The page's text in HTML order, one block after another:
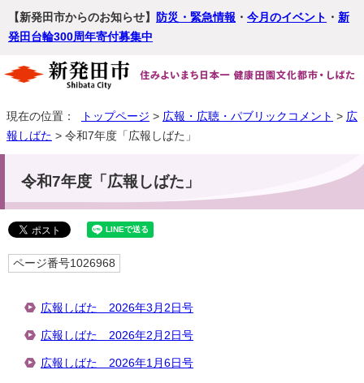
【新発田市からのお知らせ】 防災・緊急情報 ・ 今月のイベント ・ 新
発田台輪300周年寄付募集中
現在の位置： トップページ > 広報・広聴・パブリックコメント > 広
報しばた > 令和7年度「広報しばた」
令和7年度「広報しばた」
ページ番号1026968
広報しばた 2026年3月2日号
広報しばた 2026年2月2日号
広報しばた 2026年1月6日号